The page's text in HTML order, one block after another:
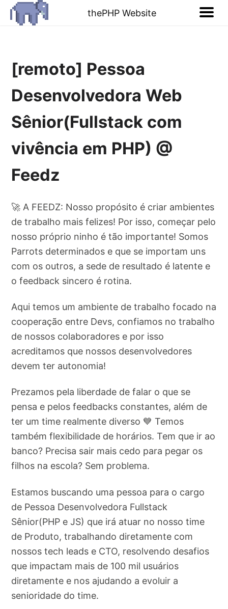
thePHP Website
[remoto] Pessoa
Desenvolvedora Web
Sênior(Fullstack com
vivência em PHP) @
Feedz
🚀 A FEEDZ: Nosso propósito é criar ambientes
de trabalho mais felizes! Por isso, começar pelo
nosso próprio ninho é tão importante! Somos
Parrots determinados e que se importam uns
com os outros, a sede de resultado é latente e
o feedback sincero é rotina.
Aqui temos um ambiente de trabalho focado na
cooperação entre Devs, confiamos no trabalho
de nossos colaboradores e por isso
acreditamos que nossos desenvolvedores
devem ter autonomia!
Prezamos pela liberdade de falar o que se
pensa e pelos feedbacks constantes, além de
ter um time realmente diverso 💙 Temos
também flexibilidade de horários. Tem que ir ao
banco? Precisa sair mais cedo para pegar os
filhos na escola? Sem problema.
Estamos buscando uma pessoa para o cargo
de Pessoa Desenvolvedora Fullstack
Sênior(PHP e JS) que irá atuar no nosso time
de Produto, trabalhando diretamente com
nossos tech leads e CTO, resolvendo desafios
que impactam mais de 100 mil usuários
diretamente e nos ajudando a evoluir a
senioridade do time.